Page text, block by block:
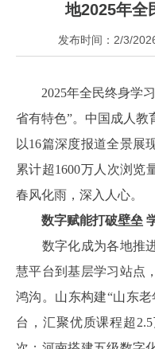
地2025年全
发布时间：2/3/
2025年全民终身学习
省有特色”。中国成人
以16篇深度报道全景展
累计超1600万人次浏览
春风化雨，深入人心。
数字赋能打破壁垒
数字化成为各地推进
慧平台到基层学习站点
鸿沟。山东构建“山东
台，汇聚优质课程超